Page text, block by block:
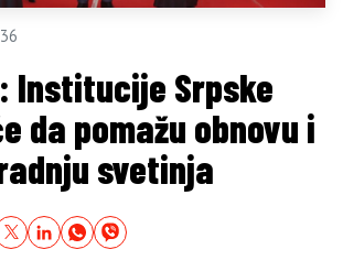
Institucije Srpske
da pomažu obnovu i
svetinja